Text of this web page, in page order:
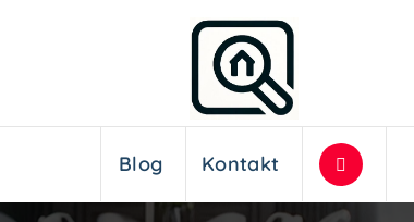
Blog Kontakt